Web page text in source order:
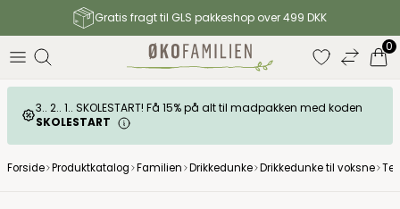
Gratis fragt til GLS pakkeshop over 499 DKK
0
3.. 2.. 1.. SKOLESTART! Få 15% på alt til madpakken med koden
SKOLESTART
Forside Produktkatalog Familien Drikkedunke Drikkedunke til voksne